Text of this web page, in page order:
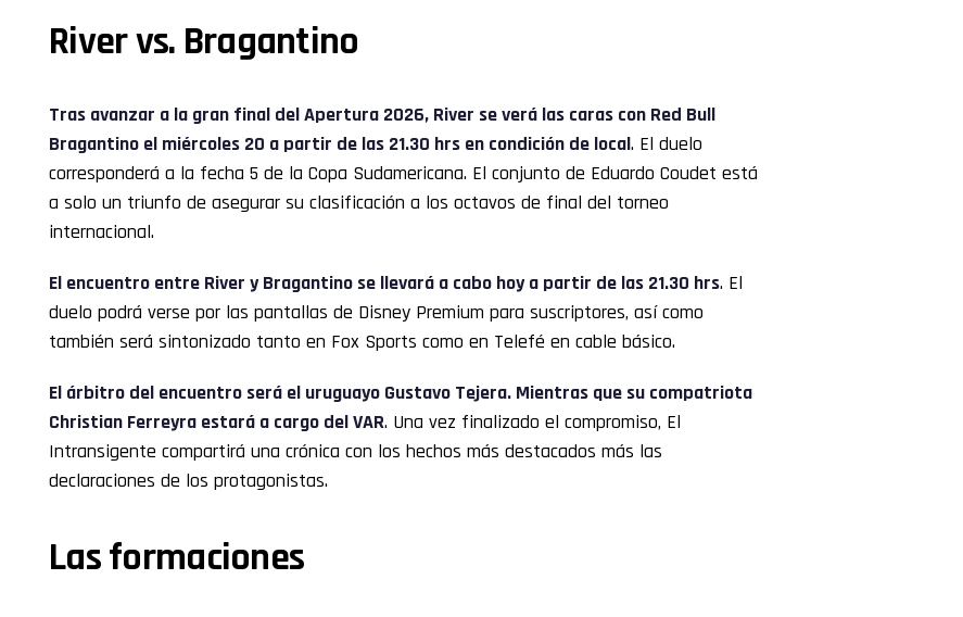
River vs. Bragantino
Tras avanzar a la gran final del Apertura 2026, River se verá las caras con Red Bull
Bragantino el miércoles 20 a partir de las 21.30 hrs en condición de local. El duelo
corresponderá a la fecha 5 de la Copa Sudamericana. El conjunto de Eduardo Coudet está
a solo un triunfo de asegurar su clasificación a los octavos de final del torneo
internacional.
El encuentro entre River y Bragantino se llevará a cabo hoy a partir de las 21.30 hrs. El
duelo podrá verse por las pantallas de Disney Premium para suscriptores, así como
también será sintonizado tanto en Fox Sports como en Telefé en cable básico.
El árbitro del encuentro será el uruguayo Gustavo Tejera. Mientras que su compatriota
Christian Ferreyra estará a cargo del VAR. Una vez finalizado el compromiso, El
Intransigente compartirá una crónica con los hechos más destacados más las
declaraciones de los protagonistas.
Las formaciones